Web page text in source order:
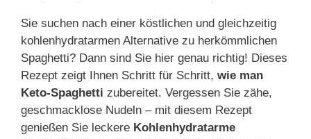
Sie suchen nach einer köstlichen und gleichzeitig
kohlenhydratarmen Alternative zu herkömmlichen
Spaghetti? Dann sind Sie hier genau richtig! Dieses
Rezept zeigt Ihnen Schritt für Schritt, wie man
Keto-Spaghetti zubereitet. Vergessen Sie zähe,
geschmacklose Nudeln – mit diesem Rezept
genießen Sie leckere Kohlenhydratarme